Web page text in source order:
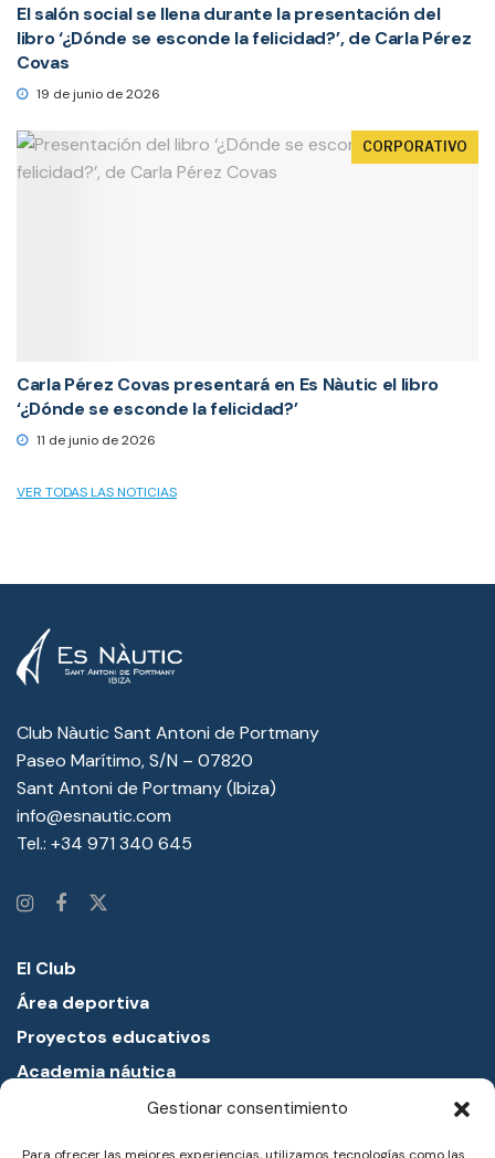
Gestionar consentimiento
El salón social se llena durante la presentación del
libro ‘¿Dónde se esconde la felicidad?’, de Carla Pérez
Covas
19 de junio de 2026
CORPORATIVO
Carla Pérez Covas presentará en Es Nàutic el libro
‘¿Dónde se esconde la felicidad?’
11 de junio de 2026
VER TODAS LAS NOTICIAS
Club Nàutic Sant Antoni de Portmany
Paseo Marítimo, S/N – 07820
Sant Antoni de Portmany (Ibiza)
info@esnautic.com
Tel.: +34 971 340 645
El Club
Área deportiva
Proyectos educativos
Academia náutica